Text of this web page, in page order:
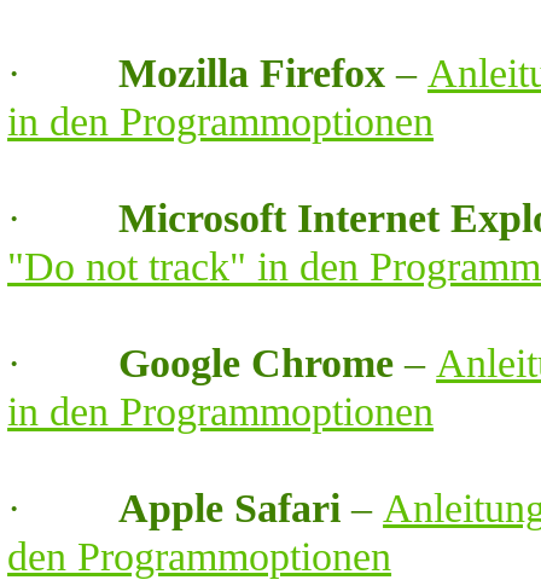
·Mozilla Firefox –
in den Programmoptionen
·Microsoft Internet
"Do not track" in den
· Google Chrome –
in den Programmoptionen
·Apple Safari –
den Programmoptionen